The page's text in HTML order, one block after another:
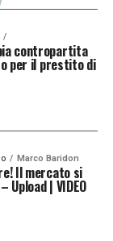
contropartita
per il prestito di
Marco Baridon
Il mercato si
| VIDEO